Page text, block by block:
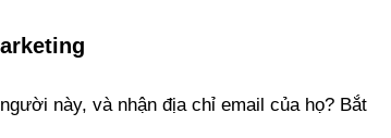
này, và nhận địa chỉ email của họ? Bắt